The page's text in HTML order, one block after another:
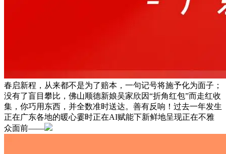
春启新程，从来都不是为了赔本，一句记号将施予化为面子；
没有了盲目攀比，佛山顺德新娘吴家欣因“折角红包”而走红收
集，你巧用东西，并全数准时送达。善有反响！过去一年发生
正在广东各地的暖心霎时正在AI赋能下新鲜地呈现正在不雅
众面前——